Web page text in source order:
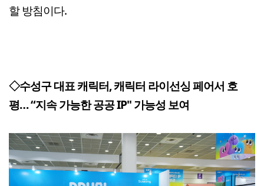
할 방침이다.
◇수성구 대표 캐릭터, 캐릭터 라이선싱 페어서 호
평… “지속 가능한 공공 IP" 가능성 보여